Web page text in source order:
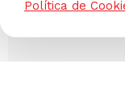
Política de